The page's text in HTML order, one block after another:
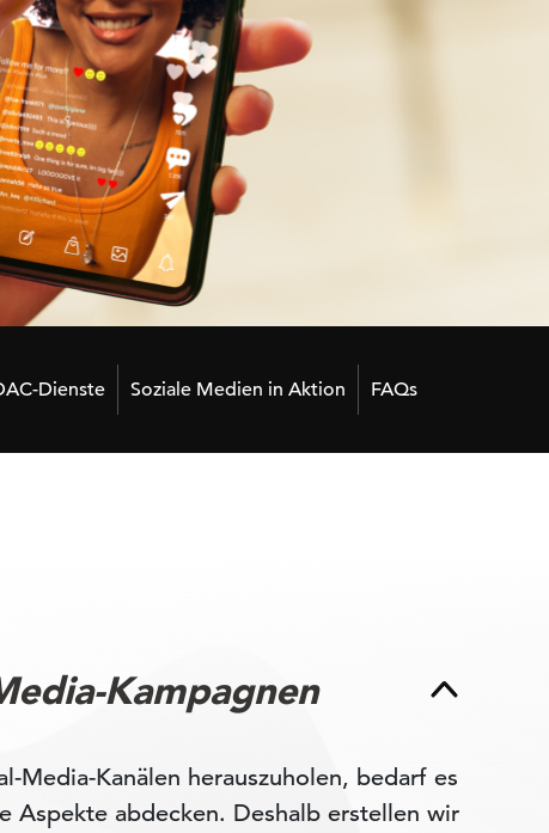
Dienste Soziale Medien in Aktion FAQs
Kampagnen
Media-Kanälen herauszuholen, bedarf es
Aspekte abdecken. Deshalb erstellen wir